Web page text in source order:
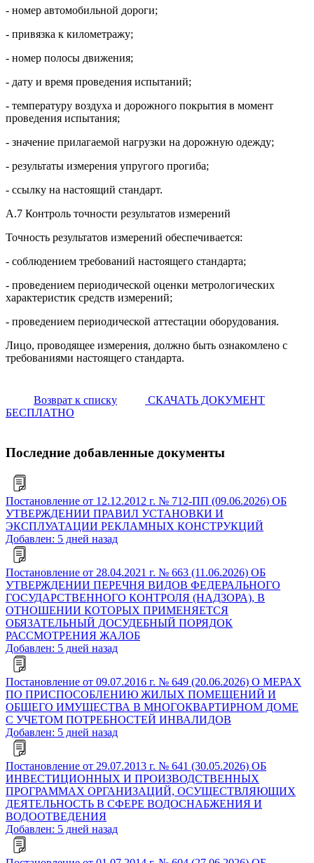
- номер автомобильной дороги;
- привязка к километражу;
- номер полосы движения;
- дату и время проведения испытаний;
- температуру воздуха и дорожного покрытия в момент
проведения испытания;
- значение прилагаемой нагрузки на дорожную одежду;
- результаты измерения упругого прогиба;
- ссылку на настоящий стандарт.
А.7 Контроль точности результатов измерений
Точность результатов измерений обеспечивается:
- соблюдением требований настоящего стандарта;
- проведением периодической оценки метрологических
характеристик средств измерений;
- проведением периодической аттестации оборудования.
Лицо, проводящее измерения, должно быть ознакомлено с
требованиями настоящего стандарта.
Возврат к списку
СКАЧАТЬ ДОКУМЕНТ
БЕСПЛАТНО
Последние добавленные документы
Постановление от 12.12.2012 г. № 712-ПП (09.06.2026) ОБ
УТВЕРЖДЕНИИ ПРАВИЛ УСТАНОВКИ И
ЭКСПЛУАТАЦИИ РЕКЛАМНЫХ КОНСТРУКЦИЙ
Добавлен: 5 дней назад
Постановление от 28.04.2021 г. № 663 (11.06.2026) ОБ
УТВЕРЖДЕНИИ ПЕРЕЧНЯ ВИДОВ ФЕДЕРАЛЬНОГО
ГОСУДАРСТВЕННОГО КОНТРОЛЯ (НАДЗОРА), В
ОТНОШЕНИИ КОТОРЫХ ПРИМЕНЯЕТСЯ
ОБЯЗАТЕЛЬНЫЙ ДОСУДЕБНЫЙ ПОРЯДОК
РАССМОТРЕНИЯ ЖАЛОБ
Добавлен: 5 дней назад
Постановление от 09.07.2016 г. № 649 (20.06.2026) О МЕРАХ
ПО ПРИСПОСОБЛЕНИЮ ЖИЛЫХ ПОМЕЩЕНИЙ И
ОБЩЕГО ИМУЩЕСТВА В МНОГОКВАРТИРНОМ ДОМЕ
С УЧЕТОМ ПОТРЕБНОСТЕЙ ИНВАЛИДОВ
Добавлен: 5 дней назад
Постановление от 29.07.2013 г. № 641 (30.05.2026) ОБ
ИНВЕСТИЦИОННЫХ И ПРОИЗВОДСТВЕННЫХ
ПРОГРАММАХ ОРГАНИЗАЦИЙ, ОСУЩЕСТВЛЯЮЩИХ
ДЕЯТЕЛЬНОСТЬ В СФЕРЕ ВОДОСНАБЖЕНИЯ И
ВОДООТВЕДЕНИЯ
Добавлен: 5 дней назад